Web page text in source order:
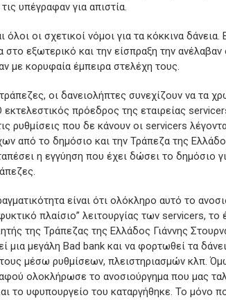
υπέγραφαν για απιστία.
οι σχετικοί νόμοι για τα κόκκινα
εξωτερικό και την είσπραξη την ανέλαβαν
με κορυφαία έμπειρα στελέχη τους.
οι δανειολήπτες συνεχίζουν να τα
εκτελεστικός πρόεδρος της εταιρείας
ρυθμίσεις που δε κάνουν οι servicers
από το δημόσιο και την Τράπεζα της
η εγγύηση που έχει δώσει το δημόσιο
είναι ότι ολόκληρο αυτό το
πλαίσιο” λειτουργίας των servicers, το
της Τράπεζας της Ελλάδος Γιάννης
μια μεγάλη Bad bank και να φορτωθεί τα
μέσω ρυθμίσεων, πλειστηριασμών κλπ.
ολοκλήρωσε το ανοσιούργημα που μας
το υφυπουργείο του καταργήθηκε. Το μόνο